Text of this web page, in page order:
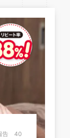
告 40